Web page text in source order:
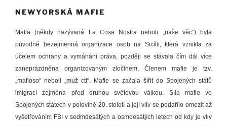
NEWYORSKÁ MAFIE
Mafia (někdy nazývaná La Cosa Nostra neboli „naše věc“) byla
původně bezejmenná organizace osob na Sicílii, která vznikla za
účelem ochrany a vymáhání práva, později se stávala čím dál více
zaneprázdněna organizovaným zločinem. Členem mafie je tzv.
„mafioso“ neboli „muž cti“. Mafie se začala šířit do Spojených států
imigrací zejména před druhou světovou válkou. Síla mafie ve
Spojených státech v polovině 20. století a její vliv se podařilo omezit až
vyšetřováním FBI v sedmdesátých a osmdesátých letech od kdy je vliv